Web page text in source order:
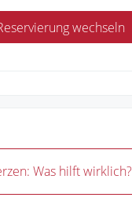
wechseln
Was hilft wirklich?